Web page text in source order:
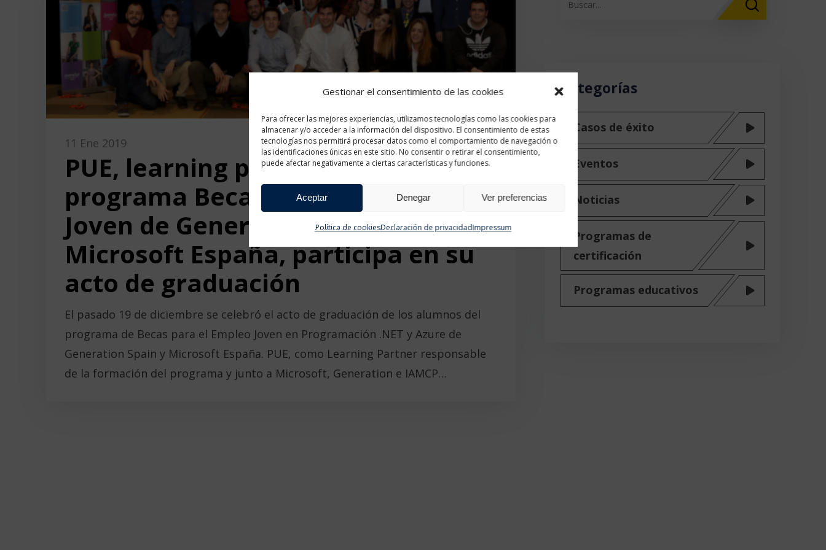
Gestionar el consentimiento de las cookies
Para ofrecer las mejores experiencias, utilizamos tecnologías como las cookies para
almacenar y/o acceder a la información del dispositivo. El consentimiento de estas
tecnologías nos permitirá procesar datos como el comportamiento de navegación o
las identificaciones únicas en este sitio. No consentir o retirar el consentimiento,
puede afectar negativamente a ciertas características y funciones.
Aceptar Denegar Ver preferencias
Política de cookiesDeclaración de privacidadImpressum
11 Ene 2019
PUE, learning partner del
programa Becas para el Empleo
Joven de Generation Spain y
Microsoft España, participa en su
acto de graduación
El pasado 19 de diciembre se celebró el acto de graduación de los alumnos del
programa de Becas para el Empleo Joven en Programación .NET y Azure de
Generation Spain y Microsoft España. PUE, como Learning Partner responsable
de la formación del programa y junto a Microsoft, Generation e IAMCP…
Categorías
Casos de éxito
Eventos
Noticias
Programas de
certificación
Programas educativos